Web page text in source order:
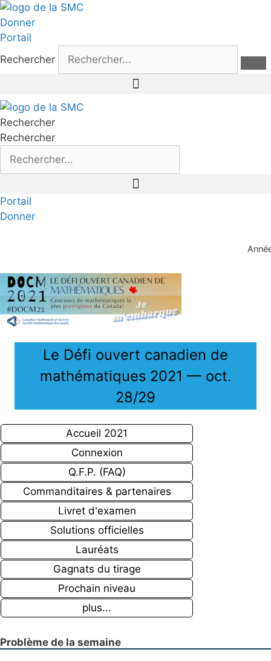
Aller
au
contenu
Donner
Portail
Rechercher
Rechercher
Rechercher
Portail
Donner
Le Défi ouvert canadien de
mathématiques 2021 — oct.
28/29
Accueil 2021
Connexion
Q.F.P. (FAQ)
Commanditaires & partenaires
Livret d'examen
Solutions officielles
Lauréats
Gagnats du tirage
Prochain niveau
plus...
Problème de la semaine